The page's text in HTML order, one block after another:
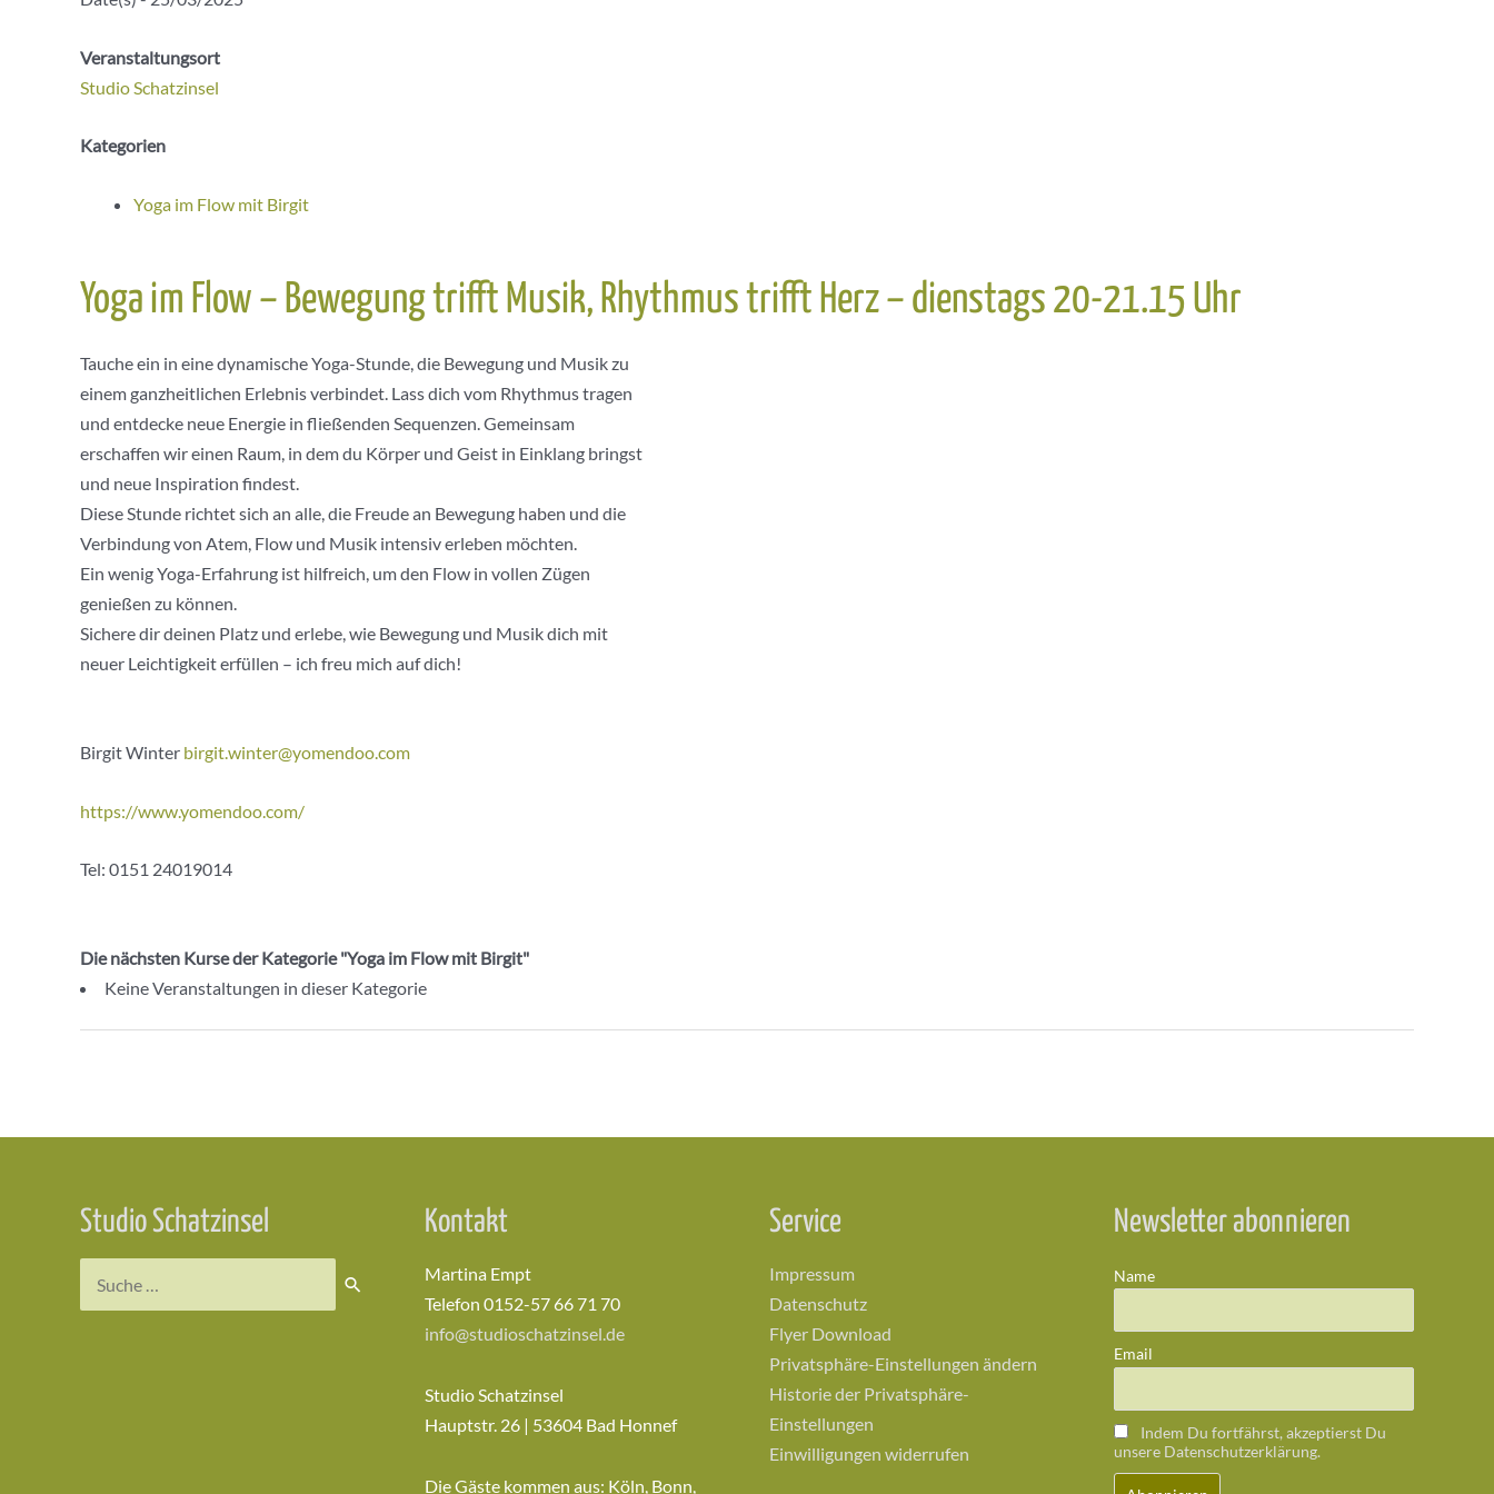
Veranstaltungsort
Studio Schatzinsel
Kategorien
Yoga im Flow mit Birgit
Yoga im Flow – Bewegung trifft Musik, Rhythmus trifft Herz – dienstags 20-21.15 Uhr
Tauche ein in eine dynamische Yoga-Stunde, die Bewegung und Musik zu
einem ganzheitlichen Erlebnis verbindet. Lass dich vom Rhythmus tragen
und entdecke neue Energie in fließenden Sequenzen. Gemeinsam
erschaffen wir einen Raum, in dem du Körper und Geist in Einklang bringst
und neue Inspiration findest.
Diese Stunde richtet sich an alle, die Freude an Bewegung haben und die
Verbindung von Atem, Flow und Musik intensiv erleben möchten.
Ein wenig Yoga-Erfahrung ist hilfreich, um den Flow in vollen Zügen
genießen zu können.
Sichere dir deinen Platz und erlebe, wie Bewegung und Musik dich mit
neuer Leichtigkeit erfüllen – ich freu mich auf dich!
Birgit Winter birgit.winter@yomendoo.com
https://www.yomendoo.com/
Tel: 0151 24019014
Die nächsten Kurse der Kategorie "Yoga im Flow mit Birgit"
Keine Veranstaltungen in dieser Kategorie
Studio Schatzinsel Kontakt
Martina Empt
Telefon 0152-57 66 71 70
info@studioschatzinsel.de
Studio Schatzinsel
Hauptstr. 26 | 53604 Bad Honnef
Die Gäste kommen aus: Köln, Bonn,
Service
Impressum
Datenschutz
Flyer Download
Privatsphäre-Einstellungen ändern
Historie der Privatsphäre-
Einstellungen
Einwilligungen widerrufen
Newsletter abonnieren
Name
Email
Indem Du fortfährst, akzeptierst Du
unsere Datenschutzerklärung.